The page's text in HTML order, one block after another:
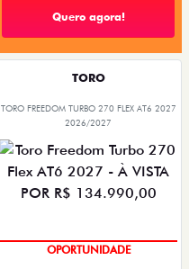
Quero agora!
TORO
TORO FREEDOM TURBO 270 FLEX AT6 2027
2026/2027